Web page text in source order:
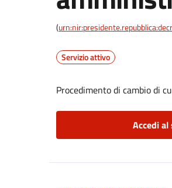
(
Servizio attivo
Procedimento di cambio di
Accedi